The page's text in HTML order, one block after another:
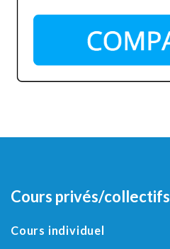
Cours privés/collectifs
Cours individuel